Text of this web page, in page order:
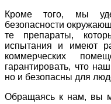
Кроме того, мы
безопасности
те препараты,
испытания и имеют
коммерческих
гарантировать, что
но и безопасны для
Обращаясь к нам, вы